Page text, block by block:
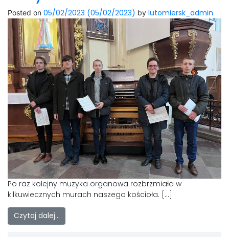
Posted on 05/02/2023 (05/02/2023) by lutomiersk_admin
Po raz kolejny muzyka organowa rozbrzmiała w
kilkuwiecznych murach naszego kościoła. […]
Czytaj dalej…